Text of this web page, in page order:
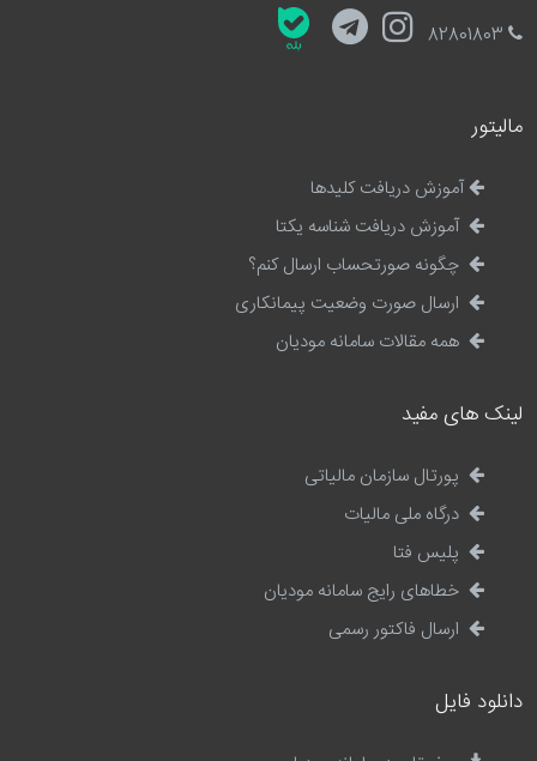
مالیتور
آموزش دریافت کلیدها
آموزش دریافت شناسه یکتا
چگونه صورتحساب ارسال کنم؟
ارسال صورت وضعیت پیمانکاری
همه مقالات سامانه مودیان
لینک های مفید
پورتال سازمان مالیاتی
درگاه ملی مالیات
پلیس فتا
خطاهای رایج سامانه مودیان
ارسال فاکتور رسمی
دانلود فایل